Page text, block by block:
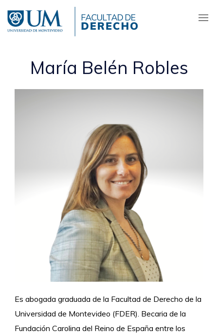
contenido
principal
María Belén Robles
Es abogada graduada de la Facultad de Derecho de la
Universidad de Montevideo (FDER). Becaria de la
Fundación Carolina del Reino de España entre los